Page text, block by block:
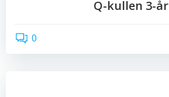
Q-kullen 3-år
0